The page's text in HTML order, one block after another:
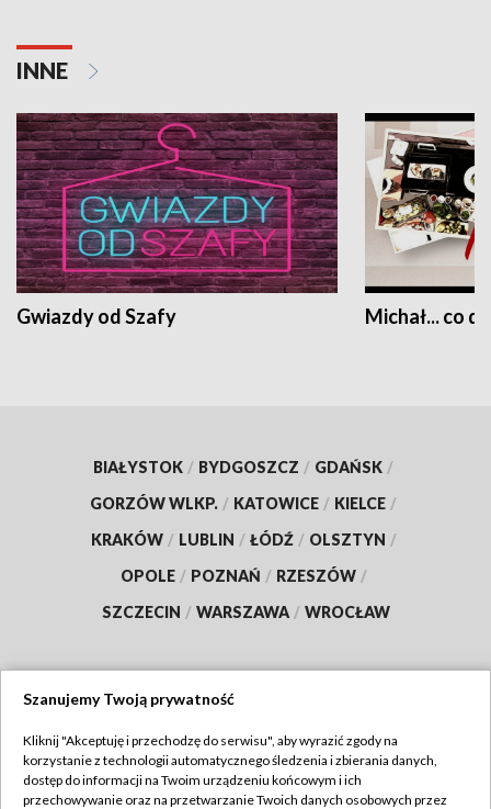
INNE
Gwiazdy od Szafy Michał... co
BIAŁYSTOK / BYDGOSZCZ / GDAŃSK /
GORZÓW WLKP. / KATOWICE / KIELCE /
KRAKÓW / LUBLIN / ŁÓDŹ / OLSZTYN /
OPOLE / POZNAŃ / RZESZÓW /
SZCZECIN / WARSZAWA / WROCŁAW
TVP
Abonament TVP
Szanujemy Twoją prywatność
Kliknij "Akceptuję i przechodzę do serwisu", aby wyrazić zgody na
korzystanie z technologii automatycznego śledzenia i zbierania danych,
dostęp do informacji na Twoim urządzeniu końcowym i ich
przechowywanie oraz na przetwarzanie Twoich danych osobowych przez